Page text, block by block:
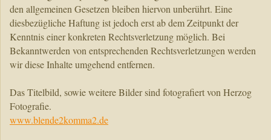
den allgemeinen Gesetzen bleiben hiervon unberührt. Eine
diesbezügliche Haftung ist jedoch erst ab dem Zeitpunkt der
Kenntnis einer konkreten Rechtsverletzung möglich. Bei
Bekanntwerden von entsprechenden Rechtsverletzungen werden
wir diese Inhalte umgehend entfernen.
Das Titelbild, sowie weitere Bilder sind fotografiert von Herzog
Fotografie.
www.blende2komma2.de